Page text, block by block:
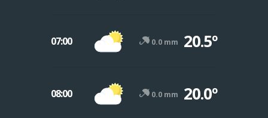
07:00 0.0 mm 20.5º
08:00 0.0 mm 20.0º